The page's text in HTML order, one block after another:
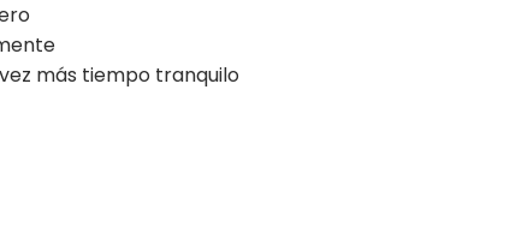
más tiempo tranquilo